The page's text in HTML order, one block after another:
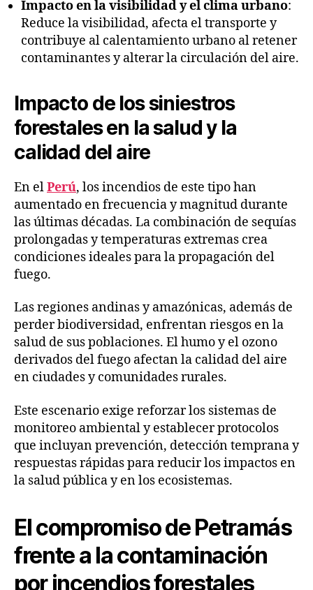
Impacto en la visibilidad y el clima urbano:
Reduce la visibilidad, afecta el transporte y
contribuye al calentamiento urbano al retener
contaminantes y alterar la circulación del aire.
Impacto de los siniestros
forestales en la salud y la
calidad del aire
En elPerú, los incendios de este tipo han
aumentado en frecuencia y magnitud durante
las últimas décadas. La combinación de sequías
prolongadas y temperaturas extremas crea
condiciones ideales para la propagación del
fuego.
Las regiones andinas y amazónicas, además de
perder biodiversidad, enfrentan riesgos en la
salud de sus poblaciones. El humo y el ozono
derivados del fuego afectan la calidad del aire
en ciudades y comunidades rurales.
Este escenario exige reforzar los sistemas de
monitoreo ambiental y establecer protocolos
que incluyan prevención, detección temprana y
respuestas rápidas para reducir los impactos en
la salud pública y en los ecosistemas.
El compromiso de Petramás
frente a la contaminación
por incendios forestales